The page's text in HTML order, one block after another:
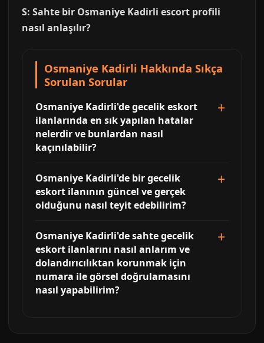
S: Sahte bir Osmaniye Kadirli escort profili
nasıl anlaşılır?
Osmaniye Kadirli Hakkında Sıkça
Sorulan Sorular
Osmaniye Kadirli'de gecelik eskort
ilanlarında en sık yapılan hatalar
nelerdir ve bunlardan nasıl
kaçınılabilir?
Osmaniye Kadirli'de bir gecelik
eskort ilanının güncel ve gerçek
olduğunu nasıl teyit edebilirim?
Osmaniye Kadirli'de sahte gecelik
eskort ilanlarını nasıl anlarım ve
dolandırıcılıktan korunmak için
numara ile görsel doğrulamasını
nasıl yapabilirim?